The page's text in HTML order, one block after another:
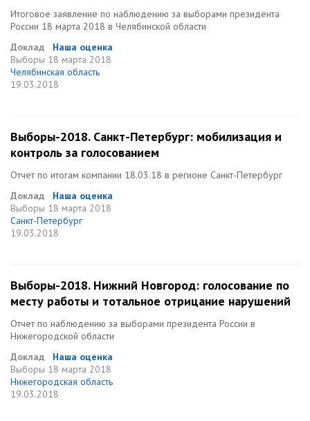
Итоговое заявление по наблюдению за выборами президента
России 18 марта 2018 в Челябинской области
Доклад
Наша оценка
Выборы 18 марта 2018
Челябинская область
19.03.2018
Выборы-2018. Санкт-Петербург: мобилизация и
контроль за голосованием
Отчет по итогам компании 18.03.18 в регионе Санкт-Петербург
Доклад
Наша оценка
Выборы 18 марта 2018
Санкт-Петербург
19.03.2018
Выборы-2018. Нижний Новгород: голосование по
месту работы и тотальное отрицание нарушений
Отчет по наблюдению за выборами президента России в
Нижегородской области
Доклад
Наша оценка
Выборы 18 марта 2018
Нижегородская область
19.03.2018